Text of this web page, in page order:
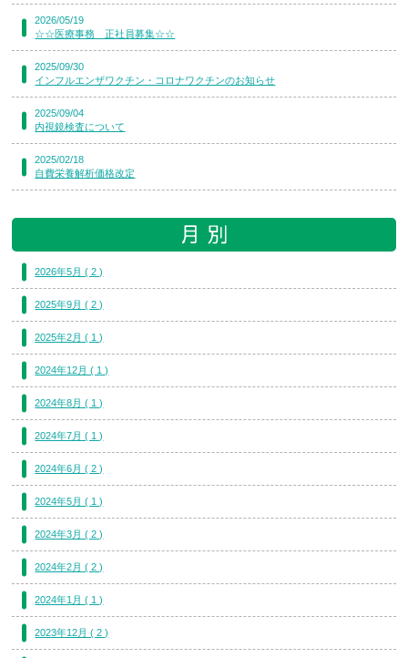
2026/05/19
☆☆医療事務 正社員募集☆☆
2025/09/30
インフルエンザワクチン・コロナワクチンのお知らせ
2025/09/04
内視鏡検査について
2025/02/18
自費栄養解析価格改定
2026年5月 ( 2 )
2025年9月 ( 2 )
2025年2月 ( 1 )
2024年12月 ( 1 )
2024年8月 ( 1 )
2024年7月 ( 1 )
2024年6月 ( 2 )
2024年5月 ( 1 )
2024年3月 ( 2 )
2024年2月 ( 2 )
2024年1月 ( 1 )
2023年12月 ( 2 )